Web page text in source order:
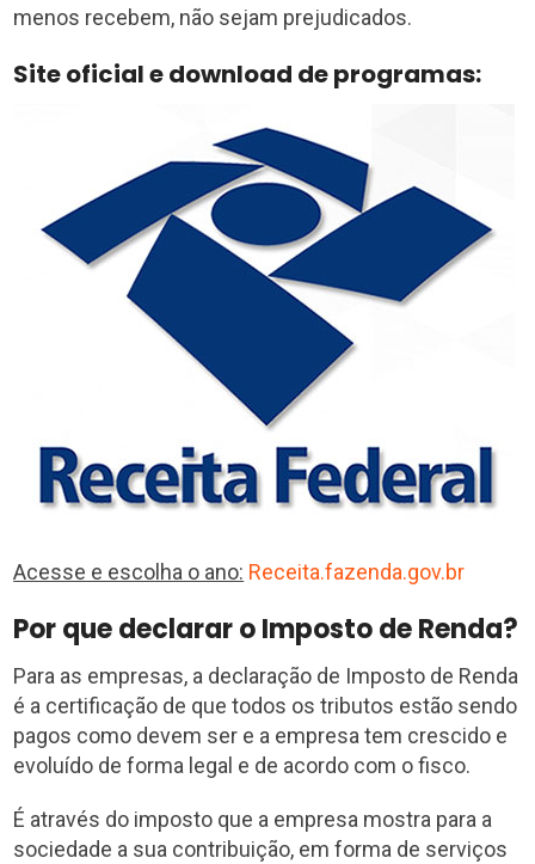
menos recebem, não sejam prejudicados.
Site oficial e download de programas:
Acesse e escolha o ano: Receita.fazenda.gov.br
Por que declarar o Imposto de Renda?
Para as empresas, a declaração de Imposto de Renda
é a certificação de que todos os tributos estão sendo
pagos como devem ser e a empresa tem crescido e
evoluído de forma legal e de acordo com o fisco.
É através do imposto que a empresa mostra para a
sociedade a sua contribuição, em forma de serviços